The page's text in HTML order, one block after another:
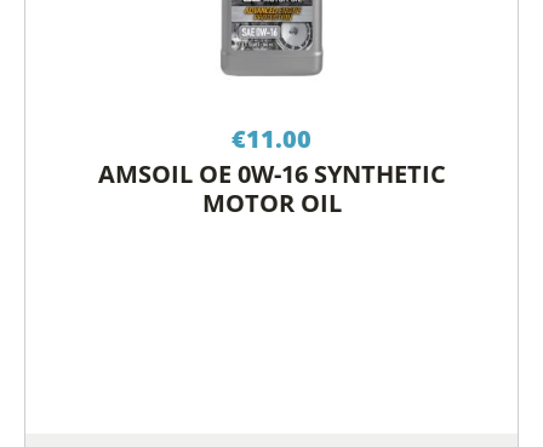
€11.00
AMSOIL OE 0W-16 SYNTHETIC
MOTOR OIL